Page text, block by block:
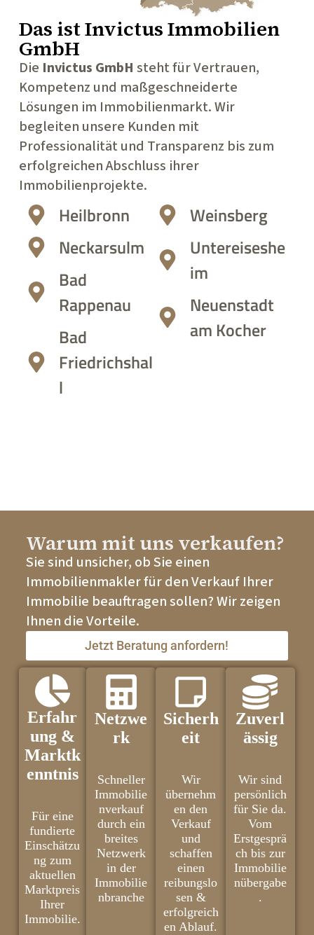
Das istInvictus Immobilien
GmbH
Die Invictus GmbH steht für Vertrauen,
Kompetenz und maßgeschneiderte
Lösungen im Immobilienmarkt. Wir
begleiten unsere Kunden mit
Professionalität und Transparenz bis zum
erfolgreichen Abschluss ihrer
Immobilienprojekte.
Heilbronn
Neckarsulm
Bad
Rappenau
Bad
Friedrichshal
l
Weinsberg
Untereiseshe
im
Neuenstadt
am Kocher
Warum mit uns verkaufen?
Sie sind unsicher, ob Sie einen
Immobilienmakler für den Verkauf Ihrer
Immobilie beauftragen sollen? Wir zeigen
Ihnen die Vorteile.
Jetzt Beratung anfordern!
Erfahr
ung &
Marktk
enntnis
Für eine
fundierte
Einschätzu
ng zum
aktuellen
Marktpreis
Ihrer
Immobilie.
Netzwe
rk
Schneller
Immobilie
nverkauf
durch ein
breites
Netzwerk
in der
Immobilie
nbranche
Sicherh
eit
Wir
übernehm
en den
Verkauf
und
schaffen
einen
reibungslo
sen &
erfolgreich
en Ablauf.
Zuverl
ässig
Wir sind
persönlich
für Sie da.
Vom
Erstgesprä
ch bis zur
Immobilie
nübergabe
.